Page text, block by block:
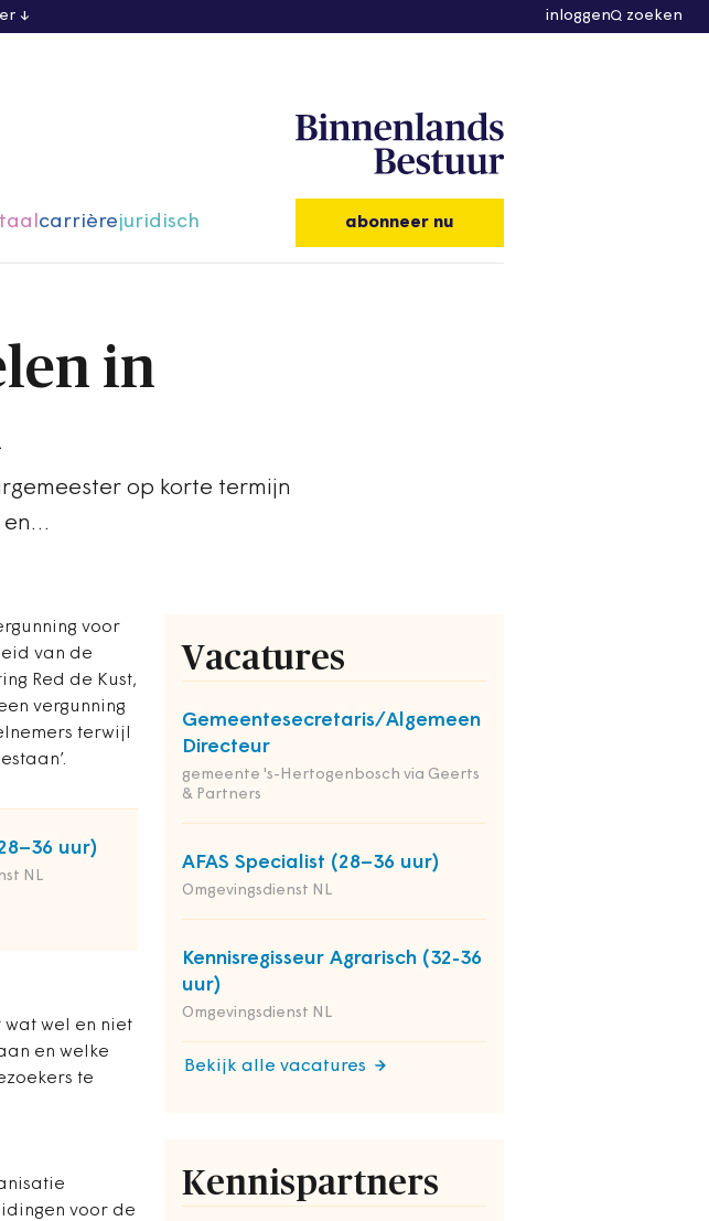
inloggen zoeken
carrièrejuridisch abonneer nu
in
op korte termijn
en…
voor
van de
Red de Kust,
vergunning
terwijl
uur)
NL
wel en niet
en welke
te
voor de
Vacatures
Gemeentesecretaris/Algemeen
Directeur
gemeente 's-Hertogenbosch via Geerts
& Partners
AFAS Specialist (28–36 uur)
Omgevingsdienst NL
Kennisregisseur Agrarisch (32-36
uur)
Omgevingsdienst NL
Bekijk alle vacatures
Kennispartners